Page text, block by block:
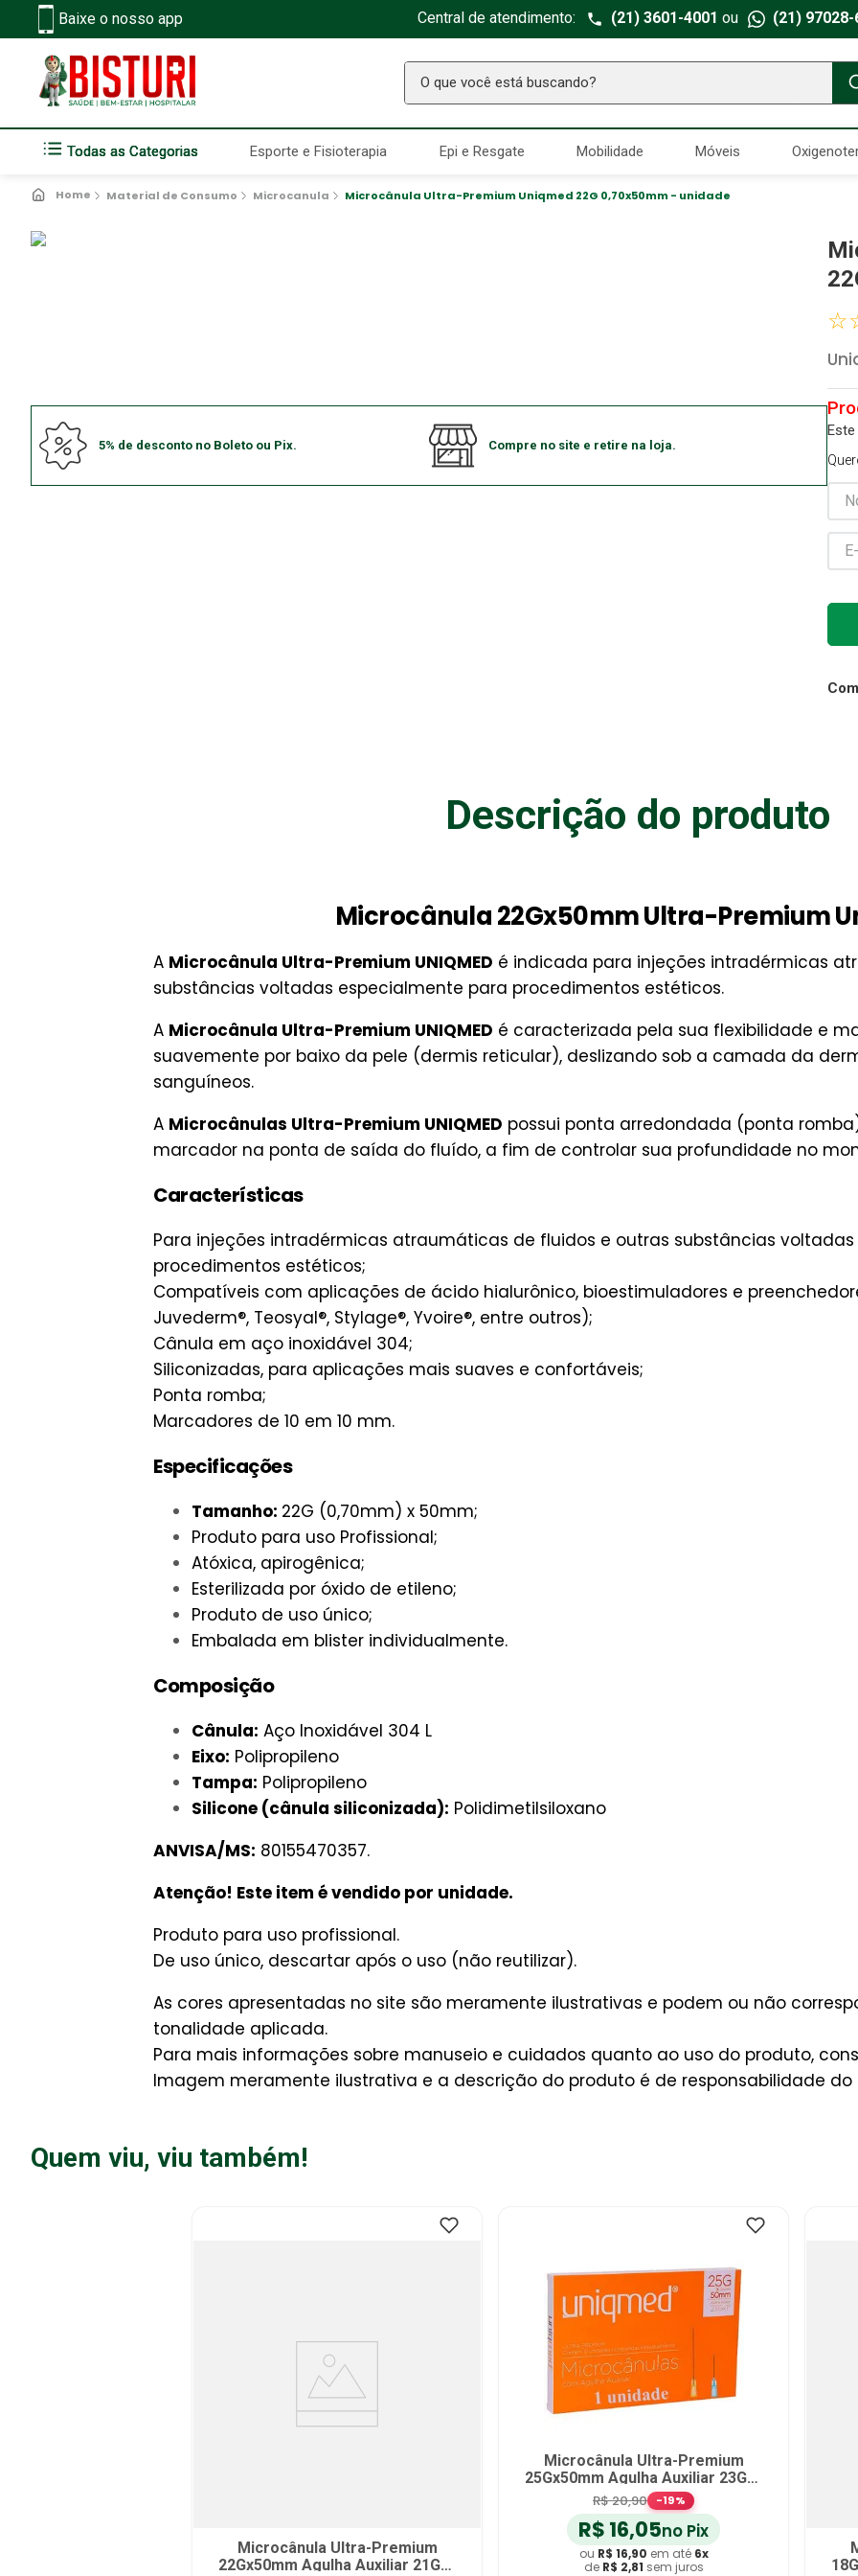
Baixe o nosso app Central de atendimento: (21) 3601-4001 ou (21) 97028-
O que você está buscando?
Todas as Categorias Esporte e Fisioterapia Epi e Resgate Mobilidade Móveis
Material de Consumo Microcanula Microcânula Ultra-Premium Uniqmed 22G 0,70x50mm - unidade
5% de desconto no Boleto ou Pix. Compre no site e retire na loja.
☆
Descrição do produto
Microcânula 22Gx50mm Ultra-Premium
A Microcânula Ultra-Premium UNIQMED é indicada para injeções intradérmicas
substâncias voltadas especialmente para procedimentos estéticos.
A Microcânula Ultra-Premium UNIQMED é caracterizada pela sua flexibilidade e
suavemente por baixo da pele (dermis reticular), deslizando sob a camada da
sanguíneos.
A Microcânulas Ultra-Premium UNIQMED possui ponta arredondada (ponta
marcador na ponta de saída do fluído, a fim de controlar sua profundidade no
Características
Para injeções intradérmicas atraumáticas de fluidos e outras substâncias
procedimentos estéticos;
Compatíveis com aplicações de ácido hialurônico, bioestimuladores e
Juvederm®, Teosyal®, Stylage®, Yvoire®, entre outros);
Cânula em aço inoxidável 304;
Siliconizadas, para aplicações mais suaves e confortáveis;
Ponta romba;
Marcadores de 10 em 10 mm.
Especificações
Tamanho: 22G (0,70mm) x 50mm;
Produto para uso Profissional;
Atóxica, apirogênica;
Esterilizada por óxido de etileno;
Produto de uso único;
Embalada em blister individualmente.
Composição
Cânula: Aço Inoxidável 304 L
Eixo: Polipropileno
Tampa: Polipropileno
Silicone (cânula siliconizada): Polidimetilsiloxano
ANVISA/MS: 80155470357.
Atenção! Este item é vendido por unidade.
Produto para uso profissional.
De uso único, descartar após o uso (não reutilizar).
As cores apresentadas no site são meramente ilustrativas e podem ou não
tonalidade aplicada.
Para mais informações sobre manuseio e cuidados quanto ao uso do produto,
Imagem meramente ilustrativa e a descrição do produto é de responsabilidade
Quem viu, viu também!
Microcânula Ultra-Premium
22Gx50mm Agulha Auxiliar 21Gx1
Microcânula Ultra-Premium
25Gx50mm Agulha Auxiliar 23Gx1
- unidade
R$20,90 -19%
R$ 16,05no Pix
ou R$ 16,90 em até 6x
de R$ 2,81 sem juros
TERMOS MAIS BUSCADOS
Seringa Insulina
2º Fralda Geriatrica
º Cadeira Banho
10º Gaze